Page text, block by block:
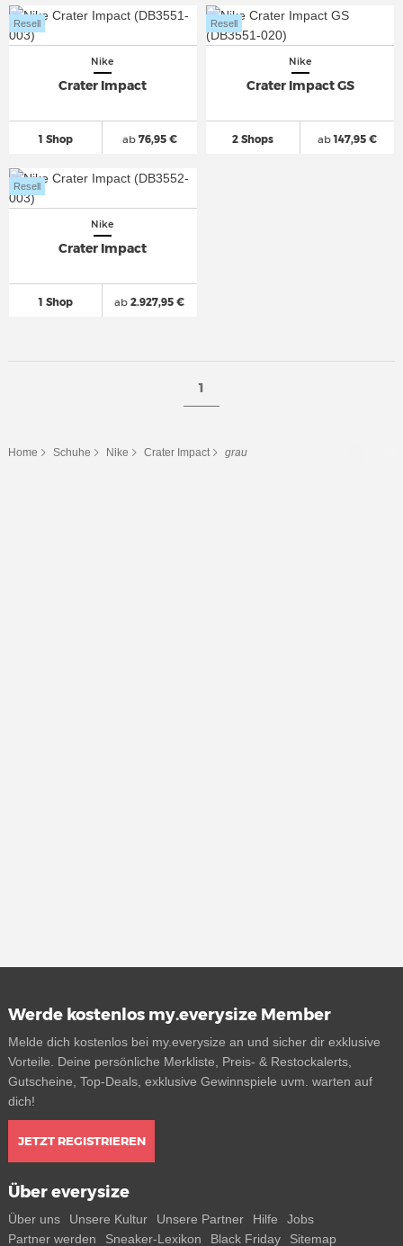
Nike
Crater Impact
1 Shop
Resell
ab76,95 €
Nike
Crater Impact GS
2 Shops
Resell
ab147,95 €
Nike
Crater Impact
1 Shop
Resell
ab 2.927,95 €
1
Home Schuhe Nike Crater Impact grau
Werde kostenlos my.everysize Member
Melde dich kostenlos bei my.everysize an und sicher dir exklusive
Vorteile. Deine persönliche Merkliste, Preis- & Restockalerts,
Gutscheine, Top-Deals, exklusive Gewinnspiele uvm. warten auf
dich!
JETZT REGISTRIEREN
Über everysize
Über uns Unsere Kultur Unsere Partner Hilfe
Jobs
Partner werden
Sneaker-Lexikon Black Friday
Sitemap